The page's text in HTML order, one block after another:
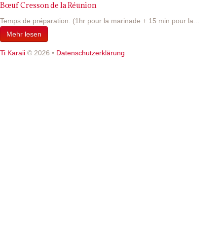
Bœuf Cresson de la Réunion
Temps de préparation: (1hr pour la marinade + 15 min pour la...
Mehr lesen
Ti Karaii © 2026 • Datenschutzerklärung